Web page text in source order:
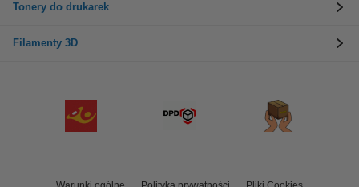
Tonery do drukarek
Filamenty 3D